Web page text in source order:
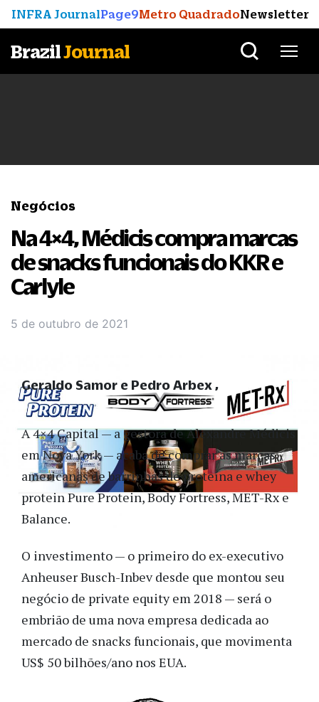
INFRA JournalPage9Metro QuadradoNewsletter
BrazilJournal
Negócios
Na 4×4, Médicis compra marcas
de snacks funcionais do KKR e
Carlyle
5 de outubro de 2021
A 4×4 Capital — a gestora de Alexandre Médicis
em Nova York — acaba de comprar as marcas
americanas de barrinhas de proteína e whey
protein Pure Protein, Body Fortress, MET-Rx e
Balance.
O investimento — o primeiro do ex-executivo
Anheuser Busch-Inbev desde que montou seu
negócio de private equity em 2018 — será o
embrião de uma nova empresa dedicada ao
mercado de snacks funcionais, que movimenta
US$ 50 bilhões/ano nos EUA.
Geraldo Samor e Pedro Arbex